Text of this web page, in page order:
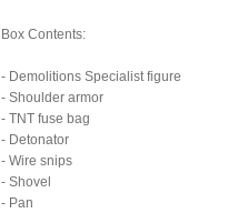
Box Contents:
- Demolitions Specialist figure
- Shoulder armor
- TNT fuse bag
- Detonator
- Wire snips
- Shovel
- Pan